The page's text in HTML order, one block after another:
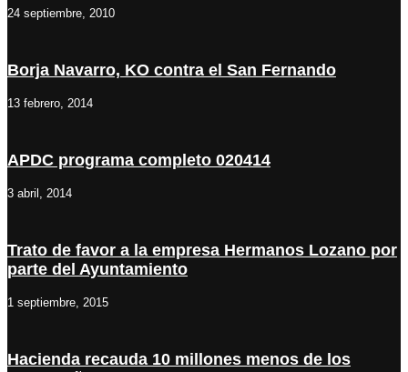
24 septiembre, 2010
Borja Navarro, KO contra el San Fernando
13 febrero, 2014
APDC programa completo 020414
3 abril, 2014
Trato de favor a la empresa Hermanos Lozano por
parte del Ayuntamiento
1 septiembre, 2015
Hacienda recauda 10 millones menos de los